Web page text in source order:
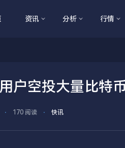
资讯 分析 行情
户空投大量比特
⋅ 170 阅读 ⋅ 快讯